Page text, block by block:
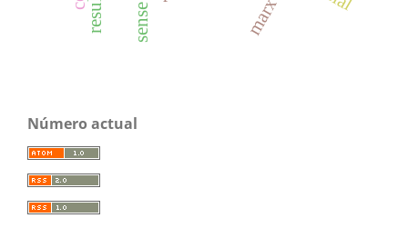
marx
sense
Número actual